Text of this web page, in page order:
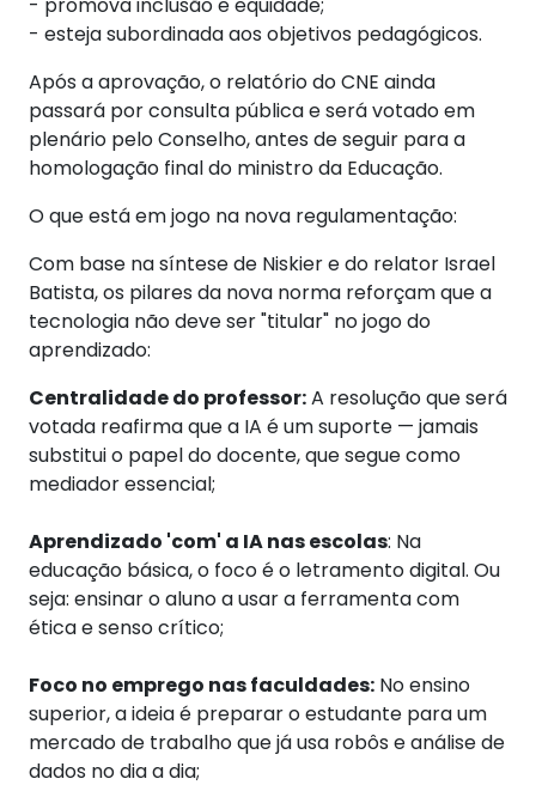
- esteja subordinada aos objetivos pedagógicos.
Após a aprovação, o relatório do CNE ainda
passará por consulta pública e será votado em
plenário pelo Conselho, antes de seguir para a
homologação final do ministro da Educação.
O que está em jogo na nova regulamentação:
Com base na síntese de Niskier e do relator Israel
Batista, os pilares da nova norma reforçam que a
tecnologia não deve ser "titular" no jogo do
aprendizado:
Centralidade do professor:A resolução que será
votada reafirma que a IA é um suporte — jamais
substitui o papel do docente, que segue como
mediador essencial;
Aprendizado 'com' a IA nas escolas: Na
educação básica, o foco é o letramento digital. Ou
seja: ensinar o aluno a usar a ferramenta com
ética e senso crítico;
Foco no emprego nas faculdades: No ensino
superior, a ideia é preparar o estudante para um
mercado de trabalho que já usa robôs e análise de
dados no dia a dia;